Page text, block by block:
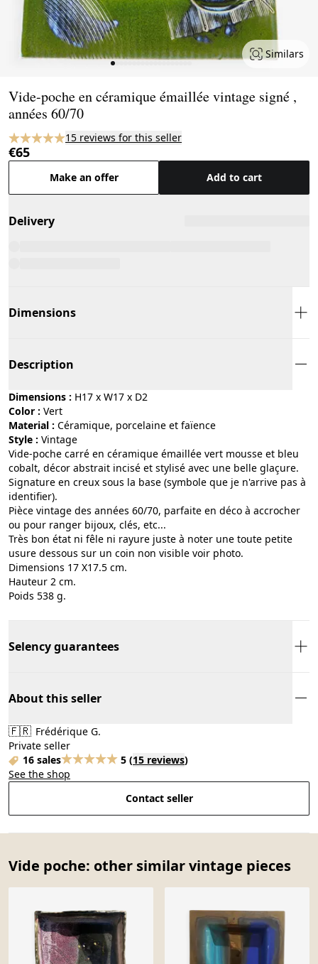
Similars
Vide-poche en céramique émaillée vintage signé ,
années 60/70
15 reviews for this seller
€65
Make an offer Add to cart
Delivery
Dimensions
Description
Dimensions : H17 x W17 x D2
Color :
vert
Material :
céramique, porcelaine et faïence
Style :
vintage
Vide-poche carré en céramique émaillée vert mousse et bleu
cobalt, décor abstrait incisé et stylisé avec une belle glaçure.
Signature en creux sous la base (symbole que je n'arrive pas à
identifier).
Pièce vintage des années 60/70, parfaite en déco à accrocher
ou pour ranger bijoux, clés, etc...
Très bon état ni fêle ni rayure juste à noter une toute petite
usure dessous sur un coin non visible voir photo.
Dimensions 17 X17.5 cm.
Hauteur 2 cm.
Poids 538 g.
Selency guarantees
About this seller
🇫🇷 Frédérique G.
Private seller
16 sales
5 (15 reviews)
See the shop
Contact seller
Vide poche: other similar vintage pieces